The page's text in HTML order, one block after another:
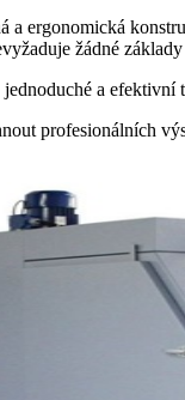
a ergonomická
žádné základy
a efektivní
profesionálních